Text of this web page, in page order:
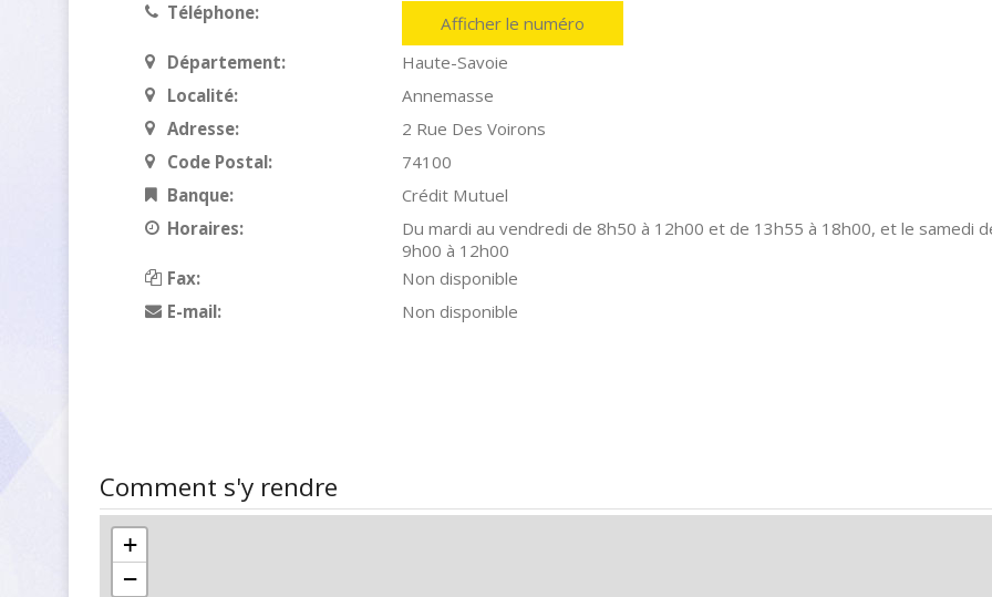
Téléphone:
Afficher le numéro
Département:
Haute-Savoie
Localité:
Annemasse
Adresse:
2 Rue Des Voirons
Code Postal:
74100
Banque:
Crédit Mutuel
Horaires:
Du mardi au vendredi de 8h50 à 12h00 et de 13h55 à 18h00, et le samedi
9h00 à 12h00
Fax:
Non disponible
E-mail:
Non disponible
Comment s'y rendre
+
−